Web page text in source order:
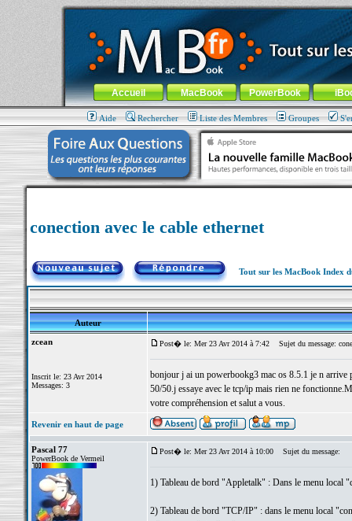
MacBook-fr.com : 100% Apple... 100% nomade !
Aller au contenu-Aller au menu général-Aller au menu de
Menu général
Accueil MacBook PowerBook
Aide Rechercher Liste des Membres Groupes
conection avec le cable ethernet
Tout sur les MacBook Index
Auteur
zcean
Inscrit le: 23 Avr 2014
Messages: 3
Post� le: Mer 23 Avr 2014 à 7:42 Sujet du message:
bonjour j ai un powerbookg3 mac os 8.5.1 je n arrive
50/50.j essaye avec le tcp/ip mais rien ne
votre compréhension et salut a vous.
Revenir en haut de page
Pascal 77
PowerBook de Vermeil
Post� le: Mer 23 Avr 2014 à 10:00 Sujet du message:
1) Tableau de bord "Appletalk" : Dans le menu local
2) Tableau de bord "TCP/IP" : dans le menu local